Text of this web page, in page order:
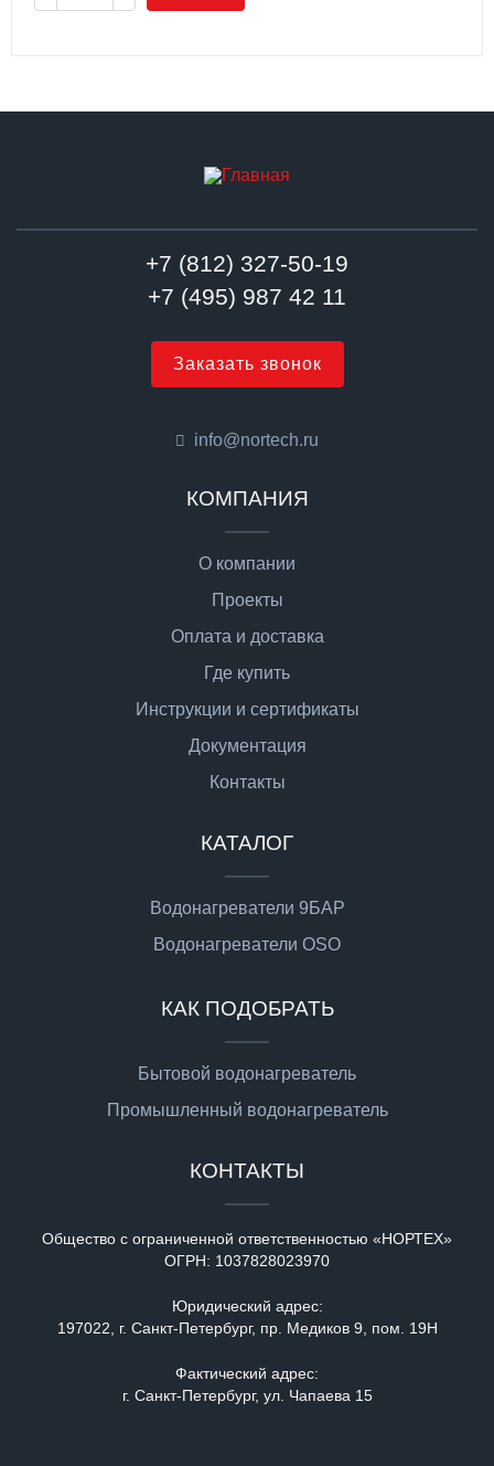
+7 (812) 327-50-19
+7 (495) 987 42 11
Заказать звонок
info@nortech.ru
КОМПАНИЯ
О компании
Проекты
Оплата и доставка
Где купить
Инструкции и сертификаты
Документация
Контакты
КАТАЛОГ
Водонагреватели 9БАР
Водонагреватели OSO
КАК ПОДОБРАТЬ
Бытовой водонагреватель
Промышленный водонагреватель
КОНТАКТЫ
Общество с ограниченной ответственностью «НОРТЕХ»
ОГРН: 1037828023970
Юридический адрес:
197022, г. Санкт-Петербург, пр. Медиков 9, пом. 19Н
Фактический адрес:
г. Санкт-Петербург, ул. Чапаева 15